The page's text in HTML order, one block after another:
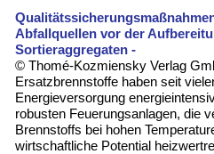
Abfallquellen vor der
Sortieraggregaten -
© Thomé-Kozmiensky Verlag
Ersatzbrennstoffe haben seit
Energieversorgung
robusten Feuerungsanlagen, die
Brennstoffs bei hohen
wirtschaftliche Potential